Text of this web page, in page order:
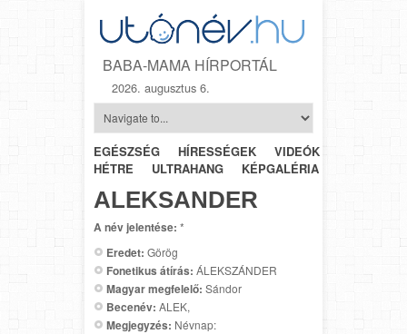
BABA-MAMA HÍRPORTÁL
2026. augusztus 6.
EGÉSZSÉG HÍRESSÉGEK VIDEÓK
HÉTRŐL-
HÉTRE
ULTRAHANG KÉPGALÉRIA
ALEKSANDER
A név jelentése: *
Eredet: Görög
Fonetikus átírás: ÁLEKSZÁNDER
Magyar megfelelő: Sándor
Becenév: ALEK,
Megjegyzés: Névnap: